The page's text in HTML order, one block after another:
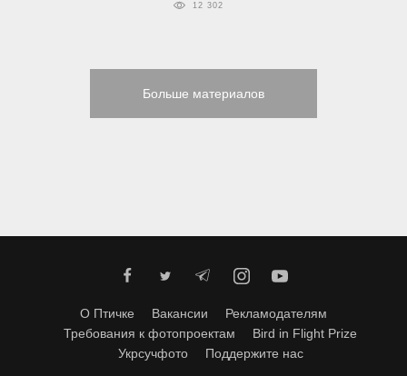
12 302
Больше материалов
О Птичке Вакансии
Рекламодателям
Требования к фотопроектам
Bird in Flight Prize
Укрсучфото
Поддержите нас